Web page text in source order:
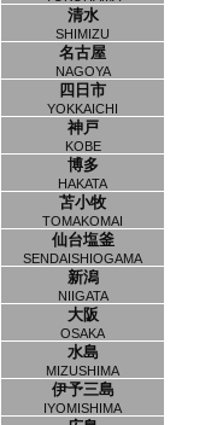
清水
SHIMIZU
名古屋
NAGOYA
四日市
YOKKAICHI
神戸
KOBE
博多
HAKATA
苫小牧
TOMAKOMAI
仙台塩釜
SENDAISHIOGAMA
新潟
NIIGATA
大阪
OSAKA
水島
MIZUSHIMA
伊予三島
IYOMISHIMA